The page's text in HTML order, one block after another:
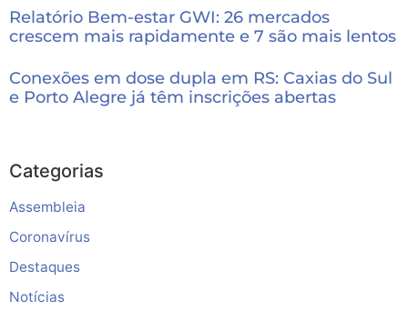
Relatório Bem-estar GWI: 26 mercados
crescem mais rapidamente e 7 são mais lentos
Conexões em dose dupla em RS: Caxias do Sul
e Porto Alegre já têm inscrições abertas
Categorias
Assembleia
Coronavírus
Destaques
Notícias